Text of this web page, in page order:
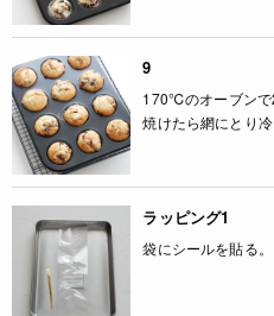
9
170℃のオーブンで
焼けたら網にとり冷
ラッピング1
袋にシールを貼る。